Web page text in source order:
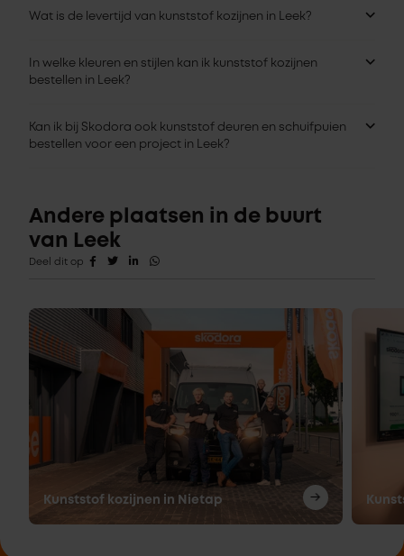
Wat is de levertijd van kunststof kozijnen in Leek?
In welke kleuren en stijlen kan ik kunststof kozijnen
bestellen in Leek?
Kan ik bij Skodora ook kunststof deuren en schuifpuien
bestellen voor een project in Leek?
Andere plaatsen in de buurt
van Leek
Deel dit op
Kunststof kozijnen in Nietap